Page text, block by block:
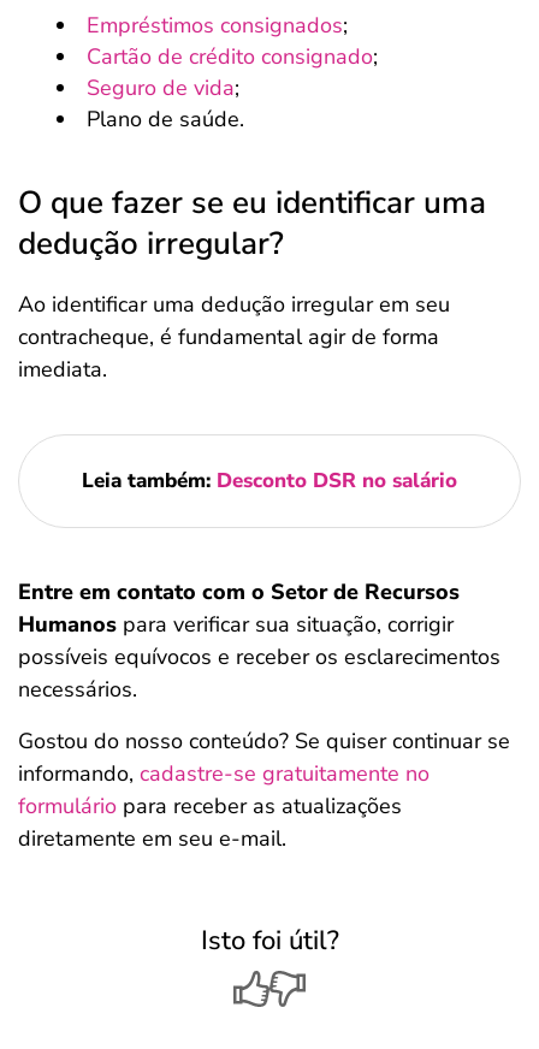
Empréstimos consignados;
Cartão de crédito consignado;
Seguro de vida;
Plano de saúde.
O que fazer se eu identificar uma
dedução irregular?
Ao identificar uma dedução irregular em seu
contracheque, é fundamental agir de forma
imediata.
Leia também: Desconto DSR no salário
Entre em contato com o Setor de Recursos
Humanos para verificar sua situação, corrigir
possíveis equívocos e receber os esclarecimentos
necessários.
Gostou do nosso conteúdo? Se quiser continuar se
informando, cadastre-se gratuitamente no
formulário para receber as atualizações
diretamente em seu e-mail.
Isto foi útil?